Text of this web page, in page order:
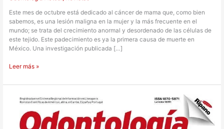
Este mes de octubre está dedicado al cáncer de mama que, como bien
sabemos, es una lesión maligna en la mujer y la más frecuente en el
mundo; se trata del crecimiento anormal y desordenado de las células de
este tejido. Este padecimiento es ya la primera causa de muerte en
México. Una investigación publicada […]
Leer más »
Odontología